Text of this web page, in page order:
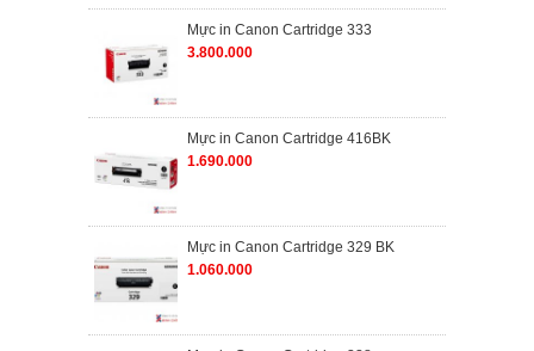
Mực in Canon Cartridge 333
3.800.000
Mực in Canon Cartridge 416BK
1.690.000
Mực in Canon Cartridge 329 BK
1.060.000